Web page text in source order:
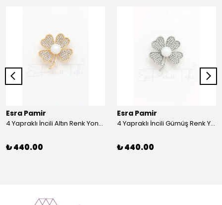
Esra Pamir
4 Yapraklı İncili Altın Renk Yonca Broş
₺ 440.00
Esra Pamir
4 Yapraklı İncili Gümüş Renk Yonca Broş
₺ 440.00